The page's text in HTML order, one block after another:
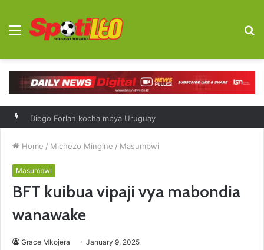
Menu
Diego Forlan kocha mpya Uruguay
Home / Michezo Mingine / Masumbwi
Masumbwi
BFT kuibua vipaji vya mabondia
wanawake
Grace Mkojera January 9, 2025